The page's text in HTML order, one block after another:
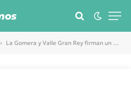
La Gomera y Valle Gran Rey firman un convenio para mejorar infraestructuras municipales